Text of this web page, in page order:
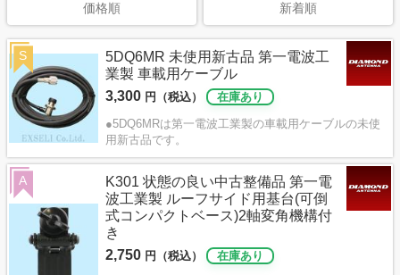
価格順 新着順
5DQ6MR 未使用新古品 第一電波工
業製 車載用ケーブル
3,300 円（税込）
在庫あり
●5DQ6MRは第一電波工業製の車載用ケーブルの未使
用新古品です。
S
K301 状態の良い中古整備品 第一電
波工業製 ルーフサイド用基台(可倒
式コンパクトベース)2軸変角機構付
き
2,750 円（税込）
在庫あり
A